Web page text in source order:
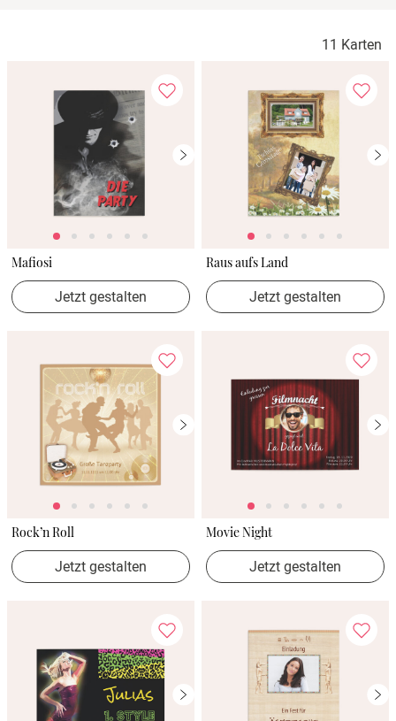
11 Karten
Mafiosi
Jetzt gestalten
Raus aufs Land
Jetzt gestalten
Rock’n Roll
Jetzt gestalten
Movie Night
Jetzt gestalten